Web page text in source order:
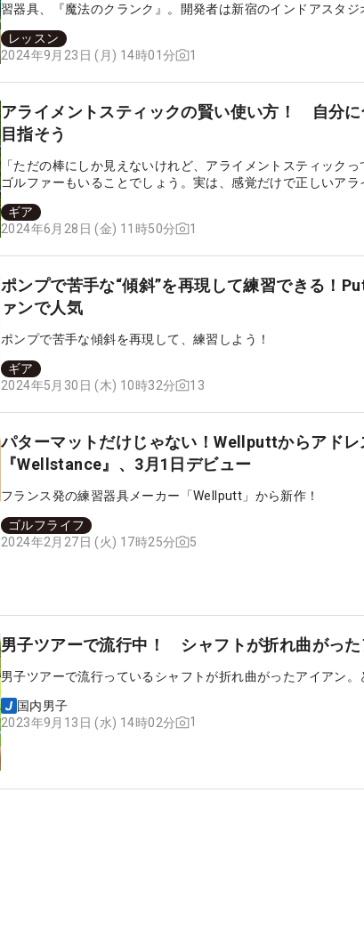
習器具、『魔法のクランク』。開発者は新宿のインドアスタジ
レッスン
2024年9月23日 (月) 14時01分
1
アライメントスティックの賢い使い方！ 自分
目指そう
「ただの棒にしか見えないけれど、アライメントスティック
ゴルファーもいることでしょう。実は、感覚だけで正しいアラ
は、手軽に方向性の矯正などができるため、プロも練習で活用
本記事では、アライメントスティックの使い方についてまとめ
ギア
2024年6月28日 (金) 11時50分
1
ポンプで苦手な“傾斜”を再現して練習できる！
ァンで人気
ポンプで苦手な傾斜を再現して、練習しよう！
ギア
2024年5月30日 (木) 10時32分
13
パターマットだけじゃない！Wellputtからアドレ
『Wellstance』、3月1日デビュー
フランス発の練習器具メーカー「Wellputt」から新作！
ゴルフライフ
2024年2月27日 (火) 17時25分
5
男子ツアーで流行中！ シャフトが折れ曲がっ
男子ツアーで流行っているシャフトが折れ曲がったアイアン
国内男子
2023年9月13日 (水) 14時02分
1